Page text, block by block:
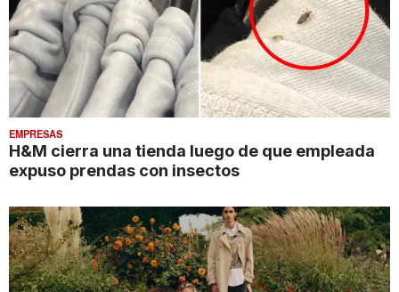
EMPRESAS
H&M cierra una tienda luego de que empleada
expuso prendas con insectos